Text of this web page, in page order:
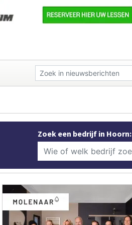
Zoek een bedrijf in Hoorn: